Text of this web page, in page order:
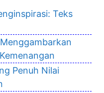
Teks
Penuh Nilai